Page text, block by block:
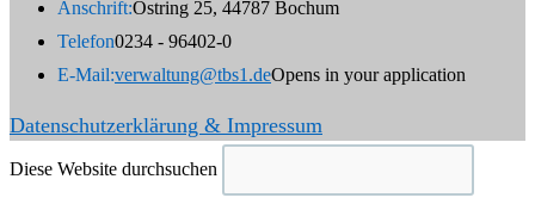
Anschrift:Ostring 25, 44787 Bochum
Telefon0234 - 96402-0
E-Mail:verwaltung@tbs1.deOpens in your application
Datenschutzerklärung & Impressum
Diese Website durchsuchen